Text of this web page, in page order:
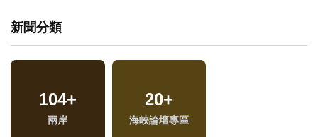
新聞分類
6+ 2104+
社會